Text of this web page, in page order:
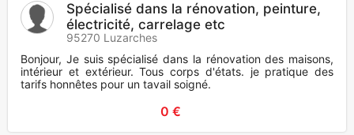
Spécialisé dans la rénovation, peinture,
électricité, carrelage etc
95270 Luzarches
Bonjour, Je suis spécialisé dans la rénovation des maisons,
intérieur et extérieur. Tous corps d'états. je pratique des
tarifs honnêtes pour un tavail soigné.
0 €